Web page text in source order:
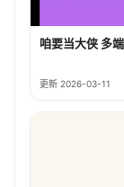
咱要当大侠 多
更新 2026-03-11